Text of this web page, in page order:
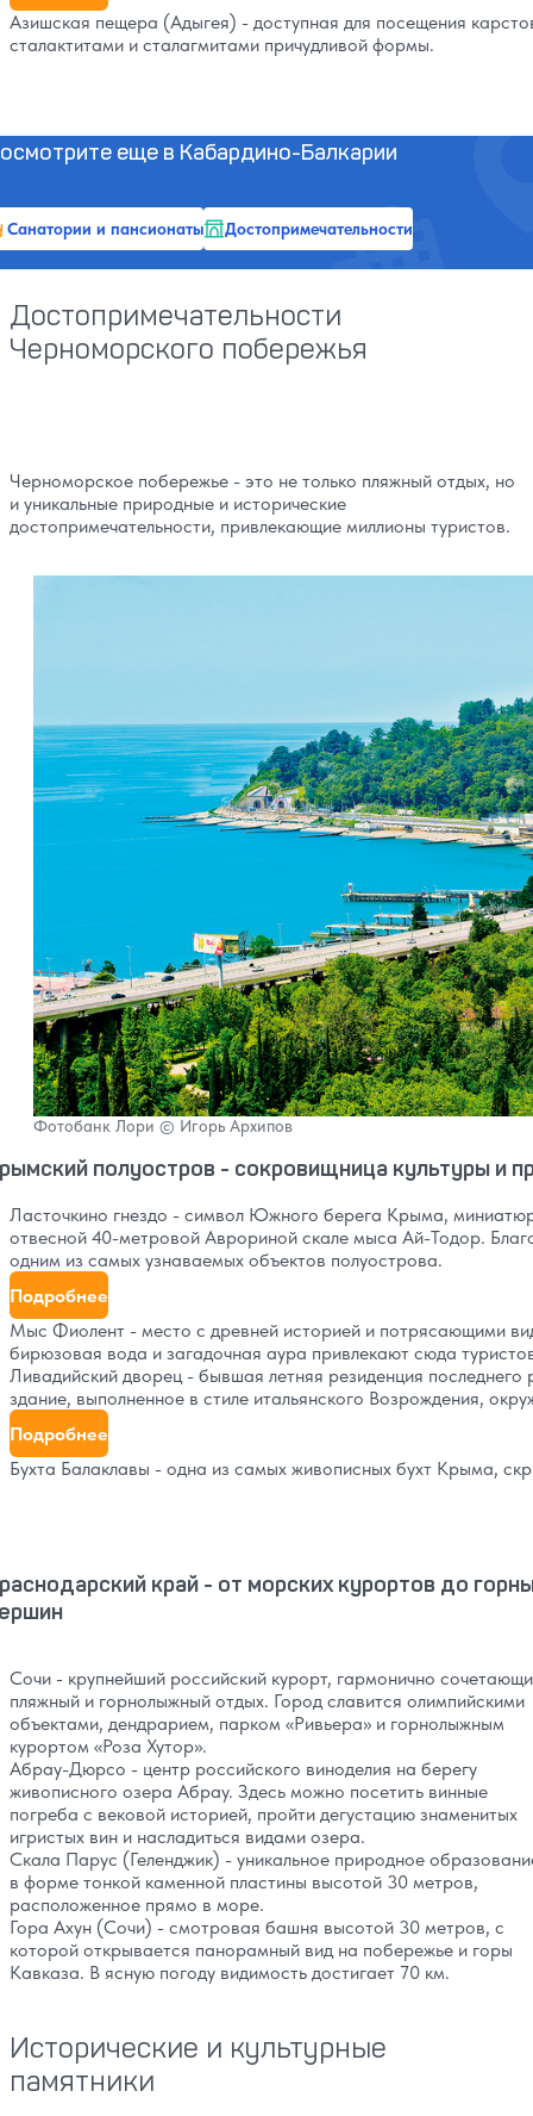
Азишская пещера (Адыгея) - доступная для посещения
сталактитами и сталагмитами причудливой формы.
еще в Кабардино-Балкарии
Санатории и пансионаты Достопримечательности
Достопримечательности
Черноморского побережья
Черноморское побережье - это не только пляжный отдых, но
и уникальные природные и исторические
достопримечательности, привлекающие миллионы туристов.
Фотобанк Лори © Игорь Архипов
полуостров - сокровищница культуры и
Ласточкино гнездо - символ Южного берега Крыма,
отвесной 40-метровой Аврориной скале мыса Ай-Тодор.
одним из самых узнаваемых объектов полуострова.
Подробнее
Мыс Фиолент - место с древней историей и потрясающими
бирюзовая вода и загадочная аура привлекают сюда
Ливадийский дворец - бывшая летняя резиденция
здание, выполненное в стиле итальянского Возрождения,
Подробнее
Бухта Балаклавы - одна из самых живописных бухт Крыма,
край - от морских курортов до
Сочи - крупнейший российский курорт, гармонично
пляжный и горнолыжный отдых. Город славится олимпийскими
объектами, дендрарием, парком «Ривьера» и горнолыжным
курортом «Роза Хутор».
Абрау-Дюрсо - центр российского виноделия на берегу
живописного озера Абрау. Здесь можно посетить винные
погреба с вековой историей, пройти дегустацию знаменитых
игристых вин и насладиться видами озера.
Скала Парус (Геленджик) - уникальное природное
в форме тонкой каменной пластины высотой 30 метров,
расположенное прямо в море.
Гора Ахун (Сочи) - смотровая башня высотой 30 метров, с
которой открывается панорамный вид на побережье и горы
Кавказа. В ясную погоду видимость достигает 70 км.
Исторические и культурные
памятники